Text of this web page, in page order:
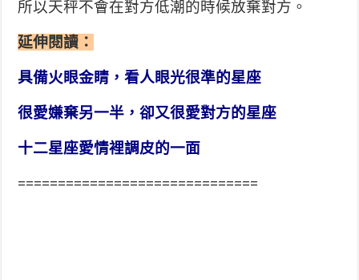
所以天秤不會在對方低潮的時候放棄對方。
延伸閱讀：
具備火眼金睛，看人眼光很準的星座
很愛嫌棄另一半，卻又很愛對方的星座
十二星座愛情裡調皮的一面
==============================